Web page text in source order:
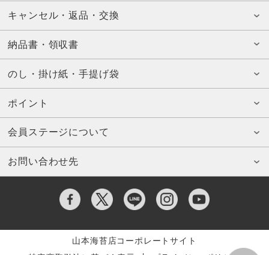
キャンセル・返品・交換
納品書・領収書
のし・掛け紙・手提げ袋
ポイント
会員ステージについて
お問い合わせ先
山本海苔店コーポレートサイト